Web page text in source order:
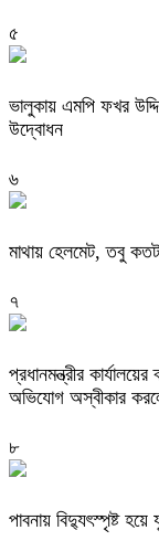
৫
ভালুকায় এমপি ফখর
উদ্বোধন
৬
মাথায় হেলমেট, তবু
৭
প্রধানমন্ত্রীর
অভিযোগ অস্বীকার
৮
পাবনায় বিদ্যুৎস্পৃষ্ট